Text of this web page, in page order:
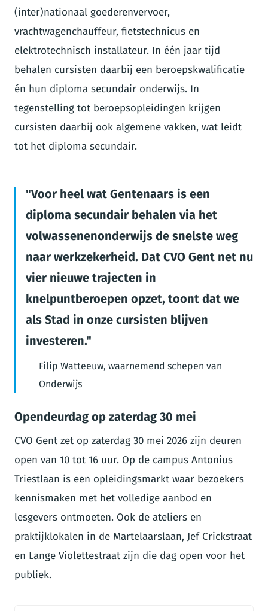
(inter)nationaal goederenvervoer,
vrachtwagenchauffeur, fietstechnicus en
elektrotechnisch installateur. In één jaar tijd
behalen cursisten daarbij een beroepskwalificatie
én hun diploma secundair onderwijs. In
tegenstelling tot beroepsopleidingen krijgen
cursisten daarbij ook algemene vakken, wat leidt
tot het diploma secundair.
Voor heel wat Gentenaars is een
diploma secundair behalen via het
volwassenenonderwijs de snelste weg
naar werkzekerheid. Dat CVO Gent net nu
vier nieuwe trajecten in
knelpuntberoepen opzet, toont dat we
als Stad in onze cursisten blijven
investeren.
Filip Watteeuw, waarnemend schepen van
Onderwijs
Opendeurdag op zaterdag 30 mei
CVO Gent zet op zaterdag 30 mei 2026 zijn deuren
open van 10 tot 16 uur. Op de campus Antonius
Triestlaan is een opleidingsmarkt waar bezoekers
kennismaken met het volledige aanbod en
lesgevers ontmoeten. Ook de ateliers en
praktijklokalen in de Martelaarslaan, Jef Crickstraat
en Lange Violettestraat zijn die dag open voor het
publiek.